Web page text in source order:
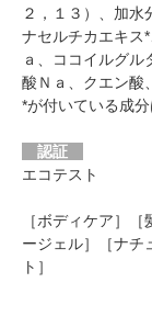
２，１３）、加水
ナセルチカエキス
ａ、ココイルグ
酸Ｎａ、クエン酸
*が付いている成
認証
エコテスト
［ボディケア］
ージェル］［ナチ
ト］